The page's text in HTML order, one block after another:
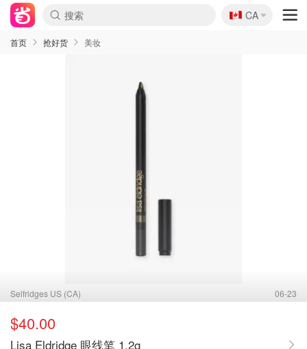
🇨🇦
CA
首页 抢好货 美妆
Selfridges US (CA) 06-23
$40.00
Lisa Eldridge 眼线笔 1.2g